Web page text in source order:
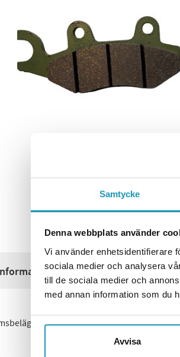
Samtycke
Denna webbplats använder
Vi använder enhetsidentifierare
sociala medier och analysera
till de sociala medier och
med annan information som du
Avvisa
fram till Kymco Wide!